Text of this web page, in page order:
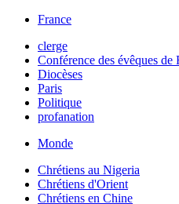
France
clerge
Conférence des évêques de
Diocèses
Paris
Politique
profanation
Monde
Chrétiens au Nigeria
Chrétiens d'Orient
Chrétiens en Chine